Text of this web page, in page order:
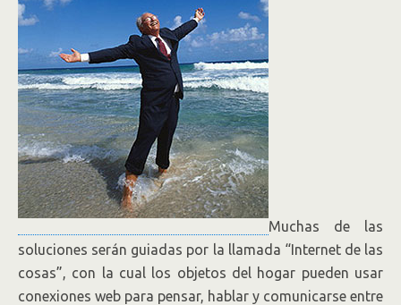
Muchas de las
soluciones serán guiadas por la llamada “Internet de las
cosas”, con la cual los objetos del hogar pueden usar
conexiones web para pensar, hablar y comunicarse entre